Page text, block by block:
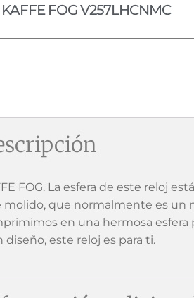
KAFFE FOG V257LHCNMC
FOG. La esfera de este reloj
molido, que normalmente es un
en una hermosa esfera
diseño, este reloj es para ti.